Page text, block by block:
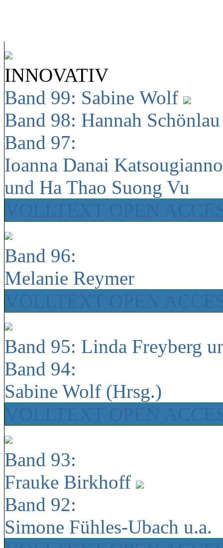
INNOVATIV
Band 99: Sabine Wolf
Band 98: Hannah
Band 97:
Ioanna Danai
und Ha Thao Suong Vu
Band 96:
Melanie Reymer
Band 95: Linda Freyberg
Band 94:
Sabine Wolf (Hrsg.)
Band 93:
Frauke Birkhoff
Band 92:
Simone Fühles-Ubach u.a.